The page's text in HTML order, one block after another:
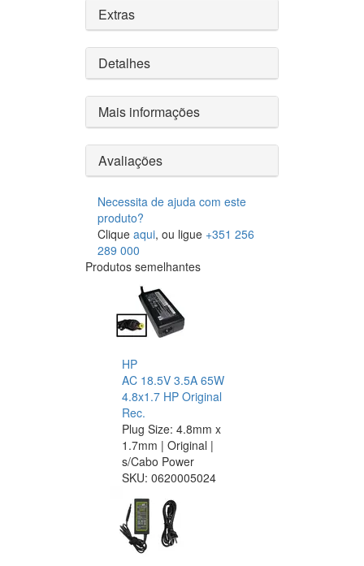
Extras
Detalhes
Mais informações
Avaliações
Necessita de ajuda com este
produto?
Clique aqui, ou ligue +351 256
289 000
Produtos semelhantes
HP
AC 18.5V 3.5A 65W
4.8x1.7 HP Original
Rec.
Plug Size: 4.8mm x
1.7mm | Original |
s/Cabo Power
SKU: 0620005024